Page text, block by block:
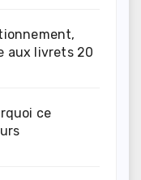
aux livrets 20
ce